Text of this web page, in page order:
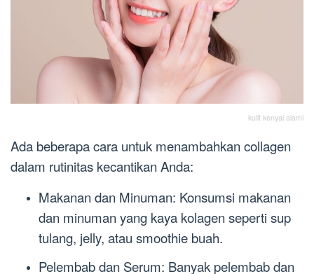
kulit kenyal alami
Ada beberapa cara untuk menambahkan collagen
dalam rutinitas kecantikan Anda:
Makanan dan Minuman: Konsumsi makanan
dan minuman yang kaya kolagen seperti sup
tulang, jelly, atau smoothie buah.
Pelembab dan Serum: Banyak pelembab dan